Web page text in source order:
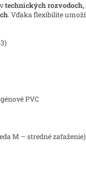
technických rozvodoch,
. Vďaka flexibilite
PVC
M – stredné zaťaženie)